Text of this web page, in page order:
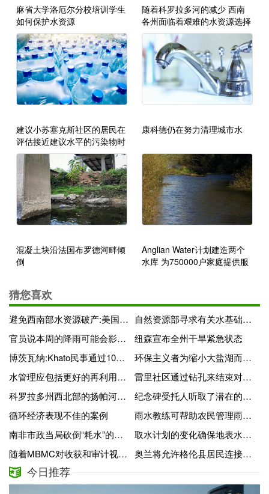
麻省大学洛厄尔分校培训学生
如何保护水资源
随着科罗拉多河的减少 西南
各州面临着艰难的水资源选择
建议小苏塞克斯社区的居民在
评估接近建议水平的污染物时
不要喝水
康科德仍在努力清理城市水
混凝土块沿法国布罗德河畔倾
倒
Anglian Water计划建造两个
水库 为750000户家庭提供服
猜您喜欢
避免西南部水资源破产:美国和伊朗可以互相学习的东西
自然资源部寻求有关水基础设施资金需求的信息
官员说本周的降雨可能会影响水手角的山体滑坡
纽森宣布全州干旱紧急状态
博茨瓦纳:Khato民事通过100公里的管道向mamashia输送水
环保主义者为缩小大盐湖而获得水权
水管理应包括更好的再利用和污泥选矿
雷里社区通过钻孔来结束对不清洁水源的依赖
科罗拉多州西北部的扬帕河和怀特河的水资源短缺情况日益严重
纪念碑受托人听取了潜在的1.34亿美元可再生水埃尔帕索县环路项目的最新消息
循环经济表现不佳的案例
雨水教练可帮助农民管理雨水问题
南非市政当局砍倒“耗水”的外来树木以减轻干旱的影响
取水计划的变化确保地表水和地下水的可持续性
随着MBMC对收获和审计视而不见 水危机加剧
奥兰将允许格伦县居民连接到城市的市政供水
今日推荐